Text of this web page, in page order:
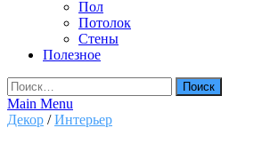
Пол
Потолок
Стены
Полезное
Найти:
Main Menu
Декор /Интерьер